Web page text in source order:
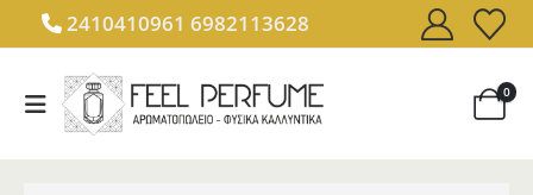
2410410961 6982113628
0